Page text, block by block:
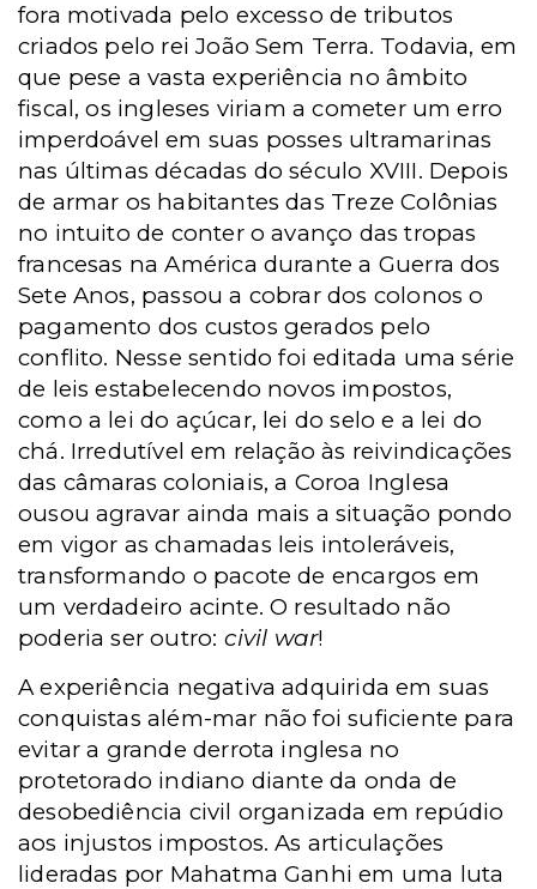
fora motivada pelo excesso de tributos
criados pelo rei João Sem Terra. Todavia, em
que pese a vasta experiência no âmbito
fiscal, os ingleses viriam a cometer um erro
imperdoável em suas posses ultramarinas
nas últimas décadas do século XVIII. Depois
de armar os habitantes das Treze Colônias
no intuito de conter o avanço das tropas
francesas na América durante a Guerra dos
Sete Anos, passou a cobrar dos colonos o
pagamento dos custos gerados pelo
conflito. Nesse sentido foi editada uma série
de leis estabelecendo novos impostos,
como a lei do açúcar, lei do selo e a lei do
chá. Irredutível em relação às reivindicações
das câmaras coloniais, a Coroa Inglesa
ousou agravar ainda mais a situação pondo
em vigor as chamadas leis intoleráveis,
transformando o pacote de encargos em
um verdadeiro acinte. O resultado não
poderia ser outro: civil war!
A experiência negativa adquirida em suas
conquistas além-mar não foi suficiente para
evitar a grande derrota inglesa no
protetorado indiano diante da onda de
desobediência civil organizada em repúdio
aos injustos impostos. As articulações
lideradas por Mahatma Ganhi em uma luta